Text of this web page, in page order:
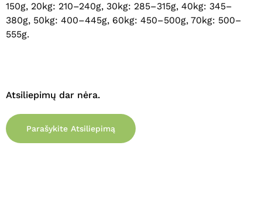
150g, 20kg: 210–240g, 30kg: 285–315g, 40kg: 345–
380g, 50kg: 400–445g, 60kg: 450–500g, 70kg: 500–
555g.
Atsiliepimų dar nėra.
Parašykite Atsiliepimą